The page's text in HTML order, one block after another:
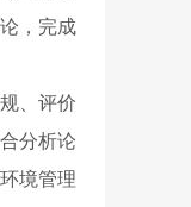
，完成
、评价
分析论
境管理